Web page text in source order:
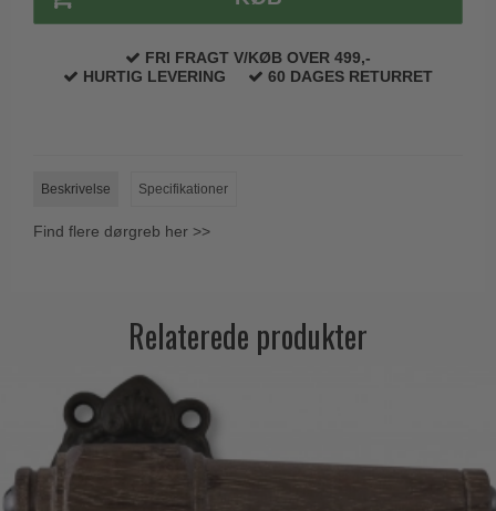
FRI FRAGT V/KØB OVER 499,-
HURTIG LEVERING
60 DAGES RETURRET
Beskrivelse Specifikationer
Find flere dørgreb her >>
Relaterede produkter